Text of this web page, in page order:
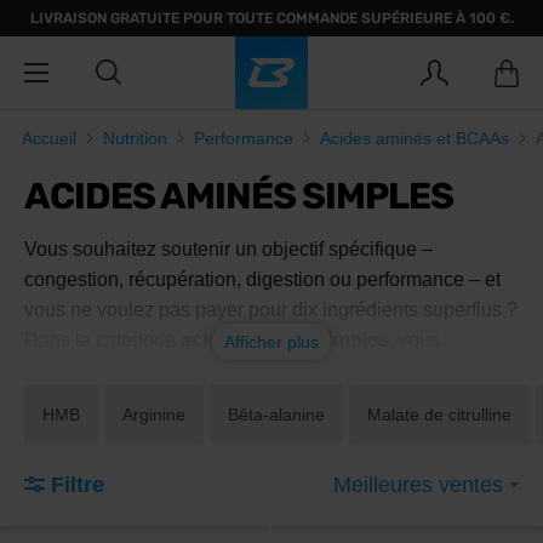
LIVRAISON GRATUITE POUR TOUTE COMMANDE SUPÉRIEURE À 100 €.
Accueil Nutrition Performance Acides aminés et BCAAs
ACIDES AMINÉS SIMPLES
Vous souhaitez soutenir un objectif spécifique –
congestion, récupération, digestion ou performance – et
vous ne voulez pas payer pour dix ingrédients superflus ?
acides aminés simples
selon vos besoins ? Et quand est-il plus pertinent d'opter
Afficher plus
HMB Arginine Bêta-alanine Malate de citrulline
Filtre Meilleures ventes